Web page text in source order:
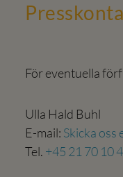
För eventuella
Ulla Hald Buhl
E-mail: Skicka oss
Tel. +45 21 70 10